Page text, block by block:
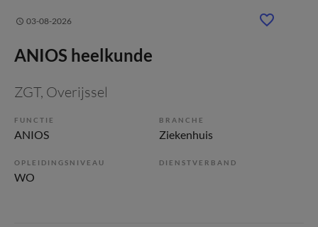
03-08-2026
ANIOS heelkunde
ZGT, Overijssel
FUNCTIE
ANIOS
BRANCHE
Ziekenhuis
OPLEIDINGSNIVEAU
WO
DIENSTVERBAND